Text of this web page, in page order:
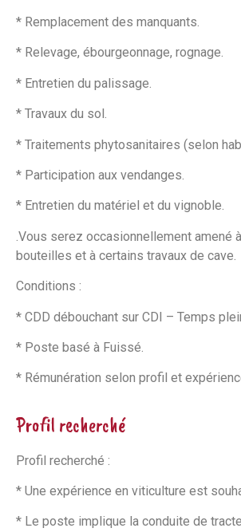
* Remplacement des manquants.
* Relevage, ébourgeonnage, rognage.
* Entretien du palissage.
* Travaux du sol.
* Traitements phytosanitaires (selon
* Participation aux vendanges.
* Entretien du matériel et du vignoble.
.Vous serez occasionnellement amené
bouteilles et à certains travaux de cave.
Conditions :
* CDD débouchant sur CDI – Temps
* Poste basé à Fuissé.
* Rémunération selon profil et
Profil recherché
Profil recherché :
* Une expérience en viticulture est
* Le poste implique la conduite de